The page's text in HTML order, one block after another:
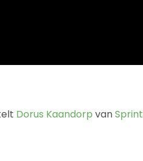
Dorus Kaandorp van